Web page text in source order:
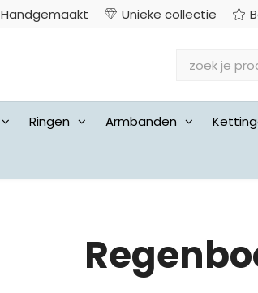
Handgemaakt Unieke collectie
Ringen Armbanden